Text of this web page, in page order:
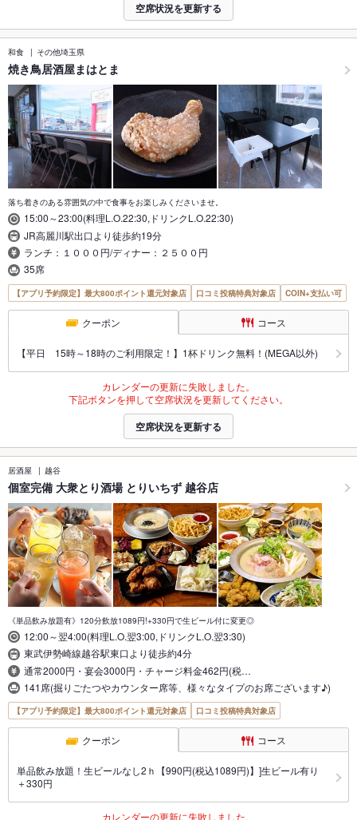
空席状況を更新する
和食 その他埼玉県
焼き鳥居酒屋まはとま
落ち着きのある雰囲気の中で食事をお楽しみくださいませ。
15:00～23:00(料理L.O.22:30,ドリンクL.O.22:30)
JR高麗川駅出口より徒歩約19分
ランチ：１０００円/ディナー：２５００円
35席
【アプリ予約限定】最大800ポイント還元対象店 口コミ投稿特典対象店 COIN+支払い可
クーポン コース
【平日 15時～18時のご利用限定！】1杯ドリンク無料！(MEGA以外)
カレンダーの更新に失敗しました。
下記ボタンを押して空席状況を更新してください。
空席状況を更新する
居酒屋 越谷
個室完備 大衆とり酒場 とりいちず 越谷店
《単品飲み放題有》120分飲放1089円!+330円で生ビール付に変更◎
12:00～翌4:00(料理L.O.翌3:00,ドリンクL.O.翌3:30)
東武伊勢崎線越谷駅東口より徒歩約4分
通常2000円・宴会3000円・チャージ料金462円(税…
141席(掘りごたつやカウンター席等、様々なタイプのお席ございます♪)
【アプリ予約限定】最大800ポイント還元対象店 口コミ投稿特典対象店
クーポン コース
単品飲み放題！生ビールなし2ｈ【990円(税込1089円)】]生ビール有り
＋330円
カレンダーの更新に失敗しました。